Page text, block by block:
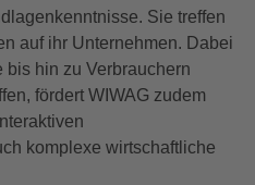
Sie treffen
auf ihr Unternehmen. Dabei
hin zu Verbrauchern
fördert WIWAG zudem
komplexe wirtschaftliche